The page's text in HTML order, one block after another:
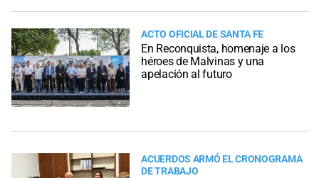
ACTO OFICIAL DE SANTA FE
En Reconquista, homenaje a los
héroes de Malvinas y una
apelación al futuro
ACUERDOS ARMÓ EL CRONOGRAMA
DE TRABAJO